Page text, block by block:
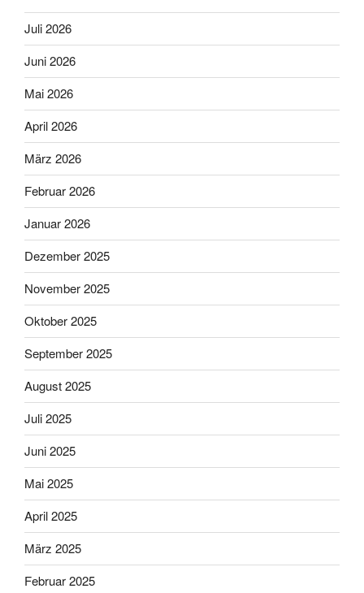
Juli 2026
Juni 2026
Mai 2026
April 2026
März 2026
Februar 2026
Januar 2026
Dezember 2025
November 2025
Oktober 2025
September 2025
August 2025
Juli 2025
Juni 2025
Mai 2025
April 2025
März 2025
Februar 2025